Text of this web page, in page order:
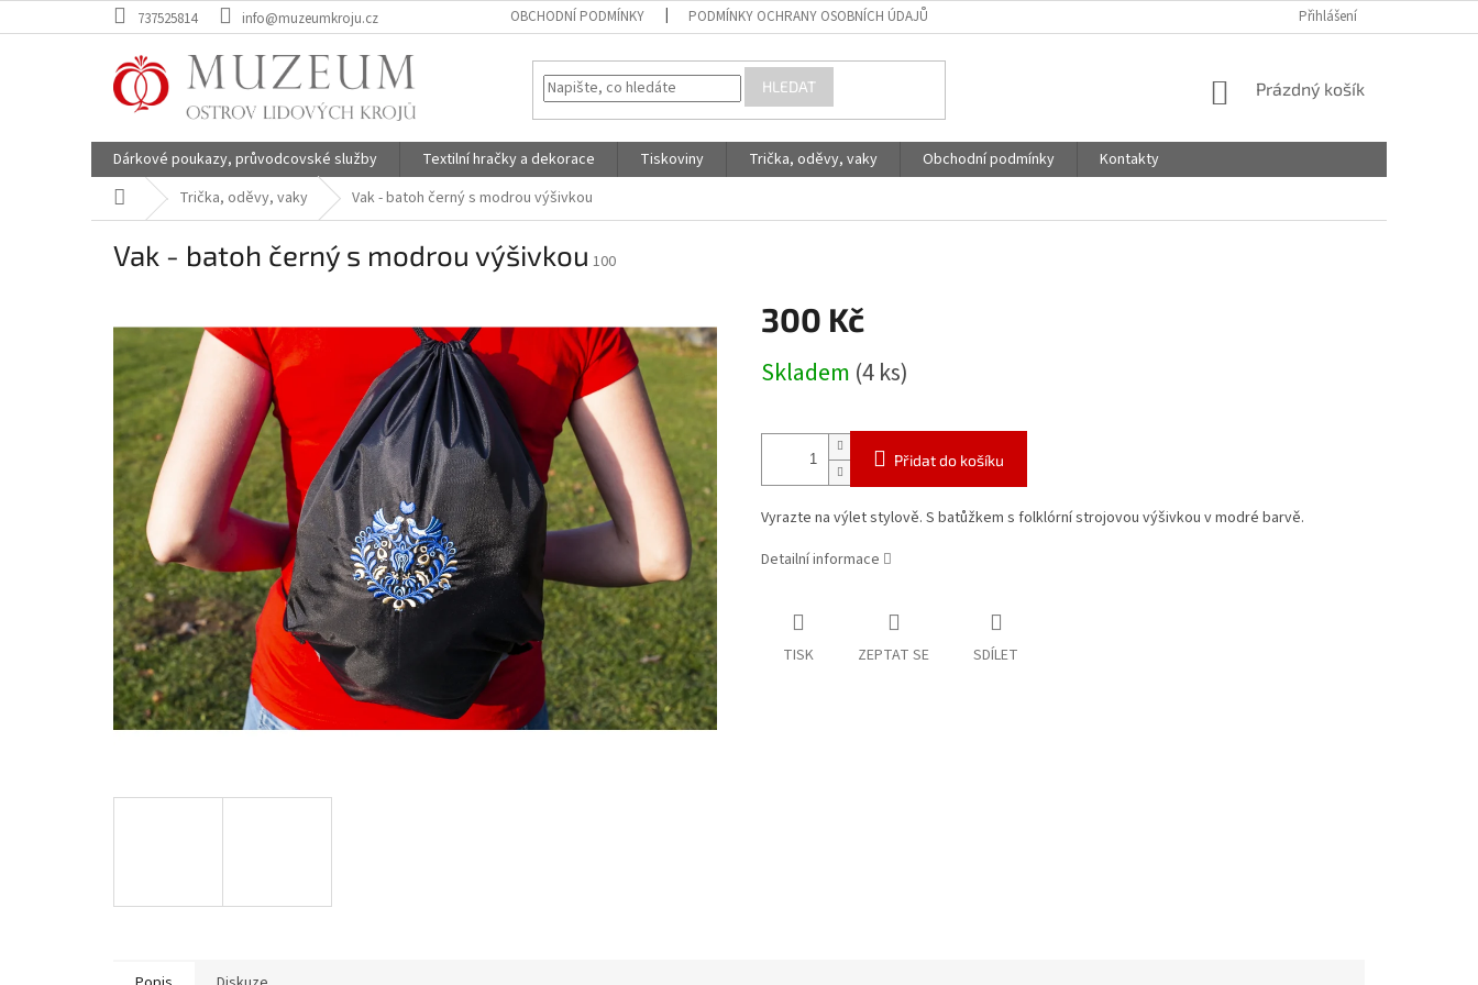
na
737525814 info@muzeumkroju.cz OBCHODNÍ PODMÍNKY PODMÍNKY OCHRANY OSOBNÍCH ÚDAJŮ Přihlášení
HLEDAT
NÁKUPNÍ
Prázdný košík
Dárkové poukazy, průvodcovské služby Textilní hračky a dekorace Tiskoviny Trička, oděvy, vaky Obchodní podmínky
Kontakty
Domů Trička, oděvy, vaky Vak - batoh černý s modrou výšivkou
Vak - batoh černý s modrou výšivkou 100
300 Kč
cena:
Skladem (4 ks)
Přidat do košíku
Vyrazte na výlet stylově. S batůžkem s folklórní strojovou výšivkou v modré barvě.
Detailní informace
TISK ZEPTAT SE SDÍLET